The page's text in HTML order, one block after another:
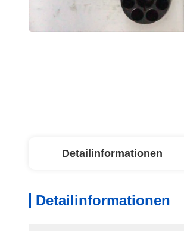
Detailinformationen
Detailinformationen